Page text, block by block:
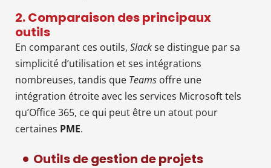
2. Comparaison des principaux
outils
En comparant ces outils, Slackse distingue par sa
simplicité d’utilisation et ses intégrations
nombreuses, tandis que Teams offre une
intégration étroite avec les services Microsoft tels
qu’Office 365, ce qui peut être un atout pour
certaines PME.
Outils de gestion de projets